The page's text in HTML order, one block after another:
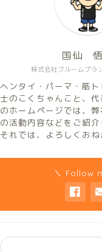
株式会社ブルームプ
国仙
ヘンタイ・パーマ・筋
士のこくちゃんこと、
のホームページでは、
の活動内容などをご紹介
それでは、よろしくおね
＼ Follow